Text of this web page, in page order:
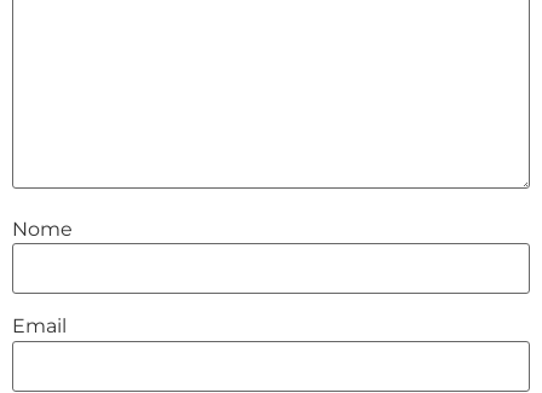
Nome
Email